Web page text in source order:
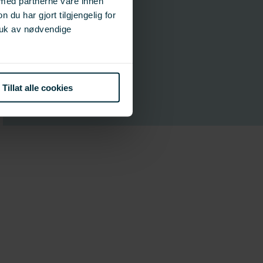
du har gjort tilgjengelig for
av nødvendige
Tillat alle cookies
Prosjektleder
Trude Olafsen
tolafsen@akvagroup.com
915 57 400